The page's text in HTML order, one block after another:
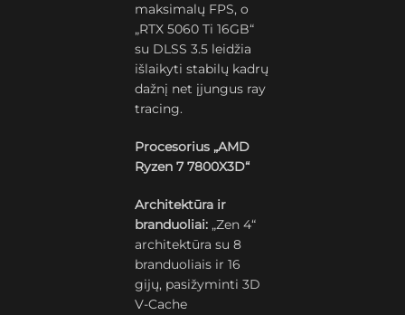
maksimalų FPS, o
„RTX 5060 Ti 16GB“
su DLSS 3.5 leidžia
išlaikyti stabilų kadrų
dažnį net įjungus ray
tracing.
Procesorius „AMD
Ryzen 7 7800X3D“
Architektūra ir
branduoliai: „Zen 4“
architektūra su 8
branduoliais ir 16
gijų, pasižyminti 3D
V-Cache